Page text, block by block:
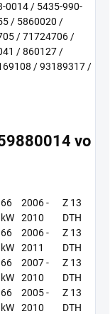
0014 / 5435-990-
/ 5860020 /
/ 71724706 /
/ 860127 /
/ 93189317 /
vo
66
kW
2006 -
2010
Z 13
DTH
66
kW
2006 -
2011
Z 13
DTH
66
kW
2007 -
2010
Z 13
DTH
66
kW
2005 -
2010
Z 13
DTH